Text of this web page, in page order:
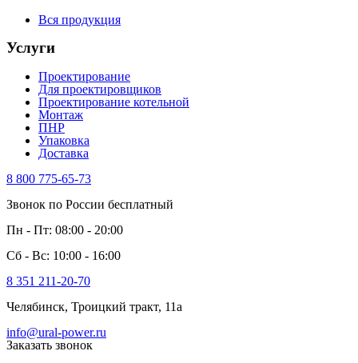
Вся продукция
Услуги
Проектирование
Для проектировщиков
Проектирование котельной
Монтаж
ПНР
Упаковка
Доставка
8 800 775-65-73
Звонок по России бесплатный
Пн - Пт: 08:00 - 20:00
Сб - Вс: 10:00 - 16:00
8 351 211-20-70
Челябинск, Троицкий тракт, 11а
info@ural-power.ru
Заказать звонок